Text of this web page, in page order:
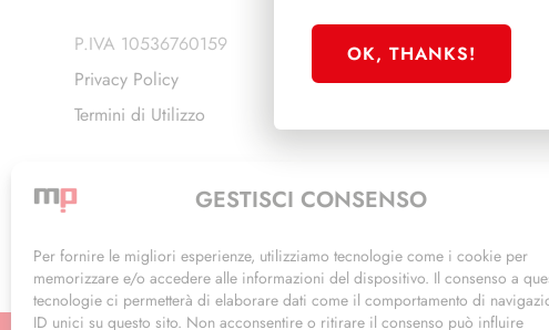
GESTISCI CONSENSO
Per fornire le migliori esperienze, utilizziamo tecnologie come i cookie per
memorizzare e/o accedere alle informazioni del dispositivo. Il consenso a
tecnologie ci permetterà di elaborare dati come il comportamento di
ID unici su questo sito. Non acconsentire o ritirare il consenso può influire
P.IVA 10536760159
Privacy Policy
Termini di Utilizzo
OK, THANKS!